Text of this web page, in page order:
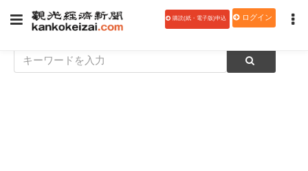
購読(紙・電子版)申込 ログイン